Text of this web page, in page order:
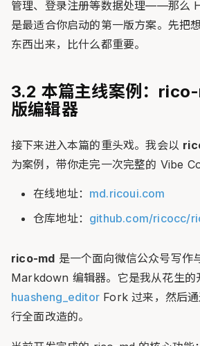
管理、登录注册等数据处理——那么
是最适合你启动的第一版方案。先把
东西出来，比什么都重要。
3.2 本篇主线案例：
版编辑器
接下来进入本篇的重头戏。我会以
为案例，带你走完一次完整的 Vibe
在线地址： md.ricoui.com
仓库地址： github.com/ricocc/
rico-md 是一个面向微信公众号写作
Markdown 编辑器。它是我从花生的
huasheng_editor Fork 过来，然后
行全面改造的。